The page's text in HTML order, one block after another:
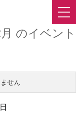
のイベント
せん
日